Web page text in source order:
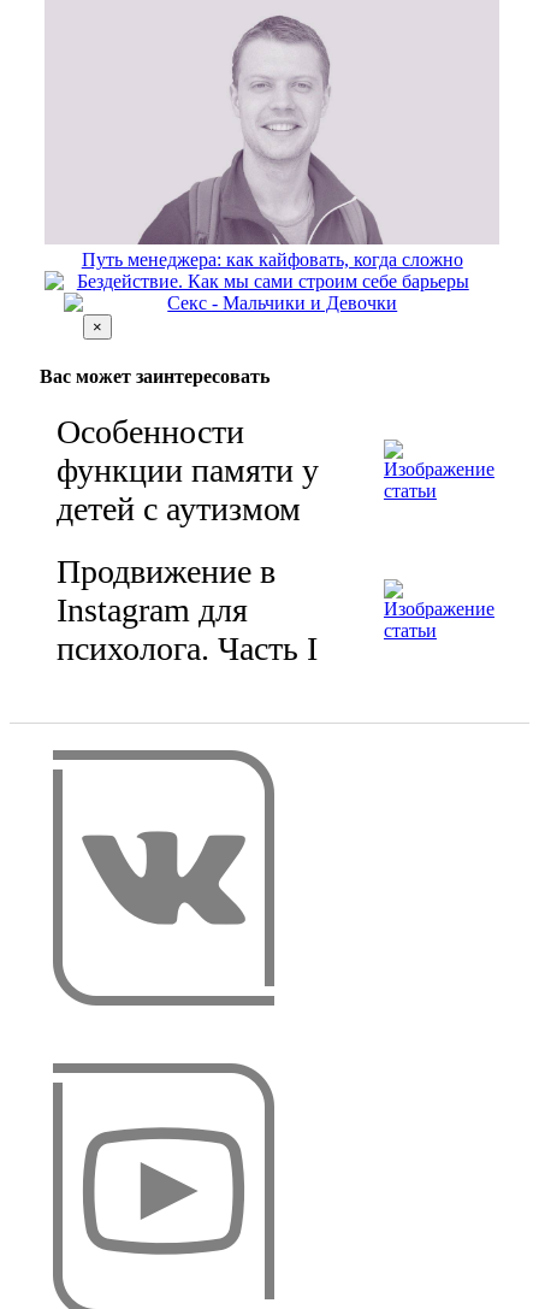
Путь менеджера: как кайфовать, когда сложно
Бездействие. Как мы сами строим себе барьеры
Секс - Мальчики и Девочки
×
Вас может заинтересовать
Особенности
функции памяти у
детей с аутизмом
Продвижение в
Instagram для
психолога. Часть I